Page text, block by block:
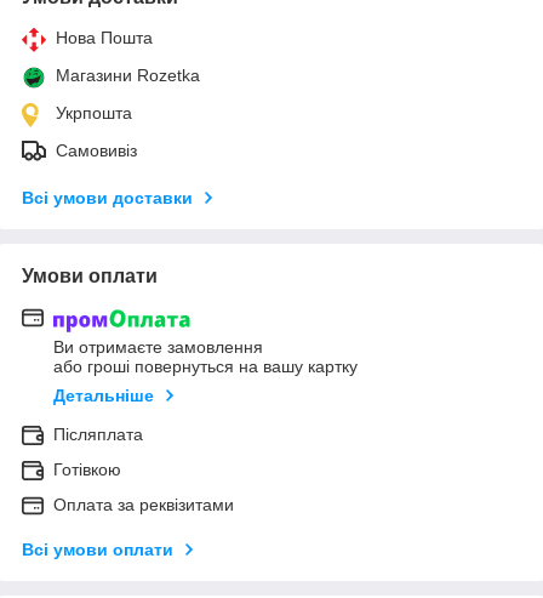
Нова Пошта
Магазини Rozetka
Укрпошта
Самовивіз
Всі умови доставки
Умови оплати
Ви отримаєте замовлення
або гроші повернуться на вашу картку
Детальніше
Післяплата
Готівкою
Оплата за реквізитами
Всі умови оплати